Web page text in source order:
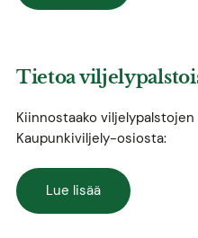
Tietoa
Kiinnostaako
Kaupunkiviljely-osiosta:
Lue lisää